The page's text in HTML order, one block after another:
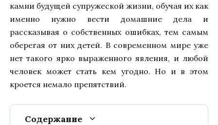
камни будущей супружеской жизни, обучая их как
именно нужно вести домашние дела и
рассказывая о собственных ошибках, тем самым
оберегая от них детей. В современном мире уже
нет такого ярко выраженного явления, и любой
человек может стать кем угодно. Но и в этом
кроется немало препятствий.
Содержание